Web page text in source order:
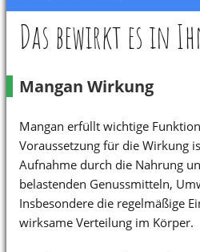
Das bewirkt es in
Mangan Wirkung
Mangan erfüllt wichtige
Voraussetzung für die Wirkung
Aufnahme durch die Nahrung
belastenden Genussmitteln,
Insbesondere die regelmäßige
wirksame Verteilung im Körper.